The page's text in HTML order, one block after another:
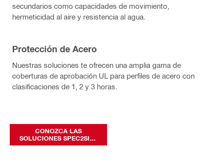
secundarios como capacidades de movimiento,
hermeticidad al aire y resistencia al agua.
Protección de Acero
Nuestras soluciones te ofrecen una amplia gama de
coberturas de aprobación UL para perfiles de acero con
clasificaciones de 1, 2 y 3 horas.
CONOZCA LAS
SOLUCIONES SPEC2SITE
AQUI